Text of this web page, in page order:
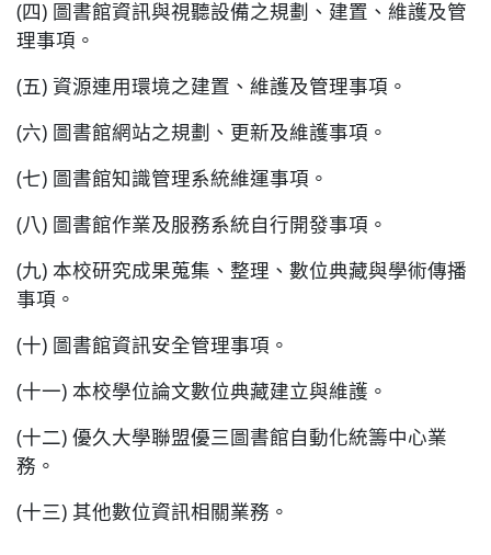
(四) 圖書館資訊與視聽設備之規劃、建置、維護及管
理事項。
(五) 資源連用環境之建置、維護及管理事項。
(六) 圖書館網站之規劃、更新及維護事項。
(七) 圖書館知識管理系統維運事項。
(八) 圖書館作業及服務系統自行開發事項。
(九) 本校研究成果蒐集、整理、數位典藏與學術傳播
事項。
(十) 圖書館資訊安全管理事項。
(十一) 本校學位論文數位典藏建立與維護。
(十二) 優久大學聯盟優三圖書館自動化統籌中心業
務。
(十三) 其他數位資訊相關業務。